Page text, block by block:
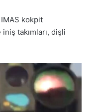
kokpit
takımları, dişli